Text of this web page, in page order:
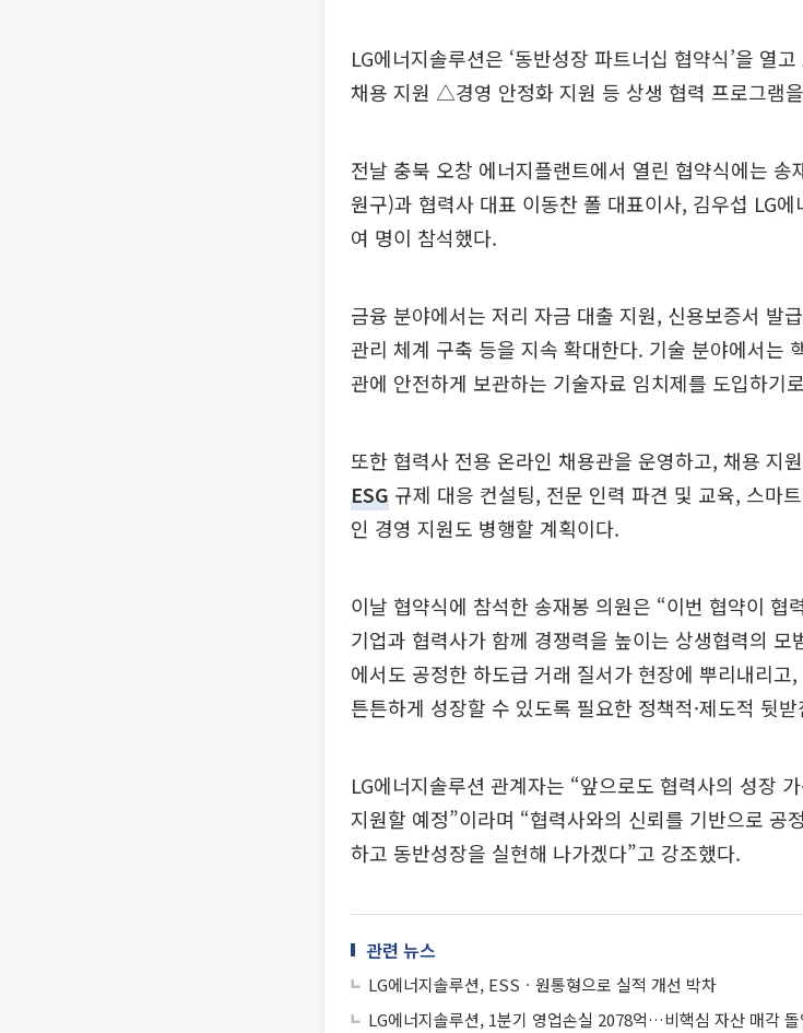
LG에너지솔루션은 ‘동반성장 파트너십 협약식’을
채용 지원 △경영 안정화 지원 등 상생 협력 프로그램
전날 충북 오창 에너지플랜트에서 열린 협약식에는
원구)과 협력사 대표 이동찬 폴 대표이사, 김우섭 LG
여 명이 참석했다.
금융 분야에서는 저리 자금 대출 지원, 신용보증서 발
관리 체계 구축 등을 지속 확대한다. 기술 분야에서는
관에 안전하게 보관하는 기술자료 임치제를 도입하기
또한 협력사 전용 온라인 채용관을 운영하고, 채용 지
ESG 규제 대응 컨설팅, 전문 인력 파견 및 교육, 스마
인 경영 지원도 병행할 계획이다.
이날 협약식에 참석한 송재봉 의원은 “이번 협약이 협
기업과 협력사가 함께 경쟁력을 높이는 상생협력의
에서도 공정한 하도급 거래 질서가 현장에 뿌리내리
튼튼하게 성장할 수 있도록 필요한 정책적·제도적 뒷
LG에너지솔루션 관계자는 “앞으로도 협력사의 성장
지원할 예정”이라며 “협력사와의 신뢰를 기반으로 공
하고 동반성장을 실현해 나가겠다”고 강조했다.
관련 뉴스
LG에너지솔루션, ESSㆍ원통형으로 실적 개선 박차
LG에너지솔루션, 1분기 영업손실 2078억…비핵심 자산 매각 돌